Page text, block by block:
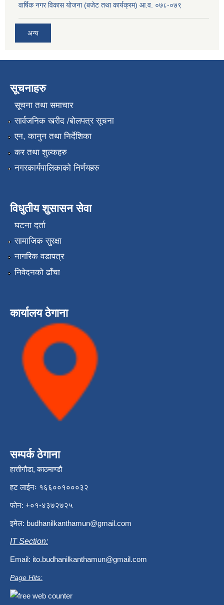
वार्षिक नगर विकास योजना (बजेट तथा कार्यक्रम) आ.व. ०७८-०७९
अन्य
सूचनाहरु
सूचना तथा समाचार
सार्वजनिक खरीद /बोलपत्र सूचना
एन, कानुन तथा निर्देशिका
कर तथा शुल्कहरु
नगरकार्यपालिकाको निर्णयहरु
विधुतीय शुसासन सेवा
घटना दर्ता
सामाजिक सुरक्षा
नागरिक वडापत्र
निवेदनको ढाँचा
कार्यालय ठेगाना
सम्पर्क ठेगाना
हात्तीगौडा, काठमाण्डौ
हट लाईनः १६६००१०००३२
फोन: +०१-४३७२७२५
इमेल: budhanilkanthamun@gmail.com
IT Section:
Email: ito.budhanilkanthamun@gmail.com
Page Hits: